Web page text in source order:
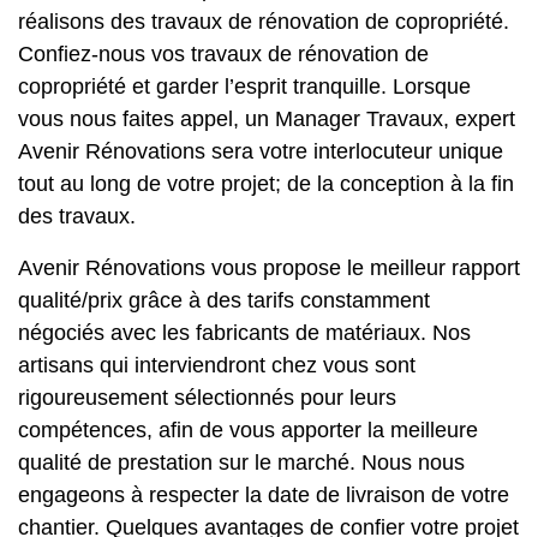
réalisons des travaux de rénovation de copropriété.
Confiez-nous vos travaux de rénovation de
copropriété et garder l’esprit tranquille. Lorsque
vous nous faites appel, un Manager Travaux, expert
Avenir Rénovations sera votre interlocuteur unique
tout au long de votre projet; de la conception à la fin
des travaux.
Avenir Rénovations vous propose le meilleur rapport
qualité/prix grâce à des tarifs constamment
négociés avec les fabricants de matériaux. Nos
artisans qui interviendront chez vous sont
rigoureusement sélectionnés pour leurs
compétences, afin de vous apporter la meilleure
qualité de prestation sur le marché. Nous nous
engageons à respecter la date de livraison de votre
chantier. Quelques avantages de confier votre projet